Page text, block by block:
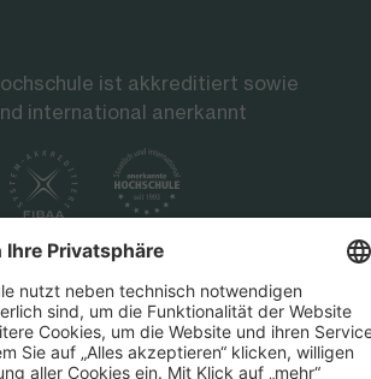
ist akkreditiert sowie
international anerkannt
Impressum